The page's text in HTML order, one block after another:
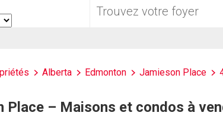
votre
Alberta Edmonton Jamieson Place
Place – Maisons et condos à